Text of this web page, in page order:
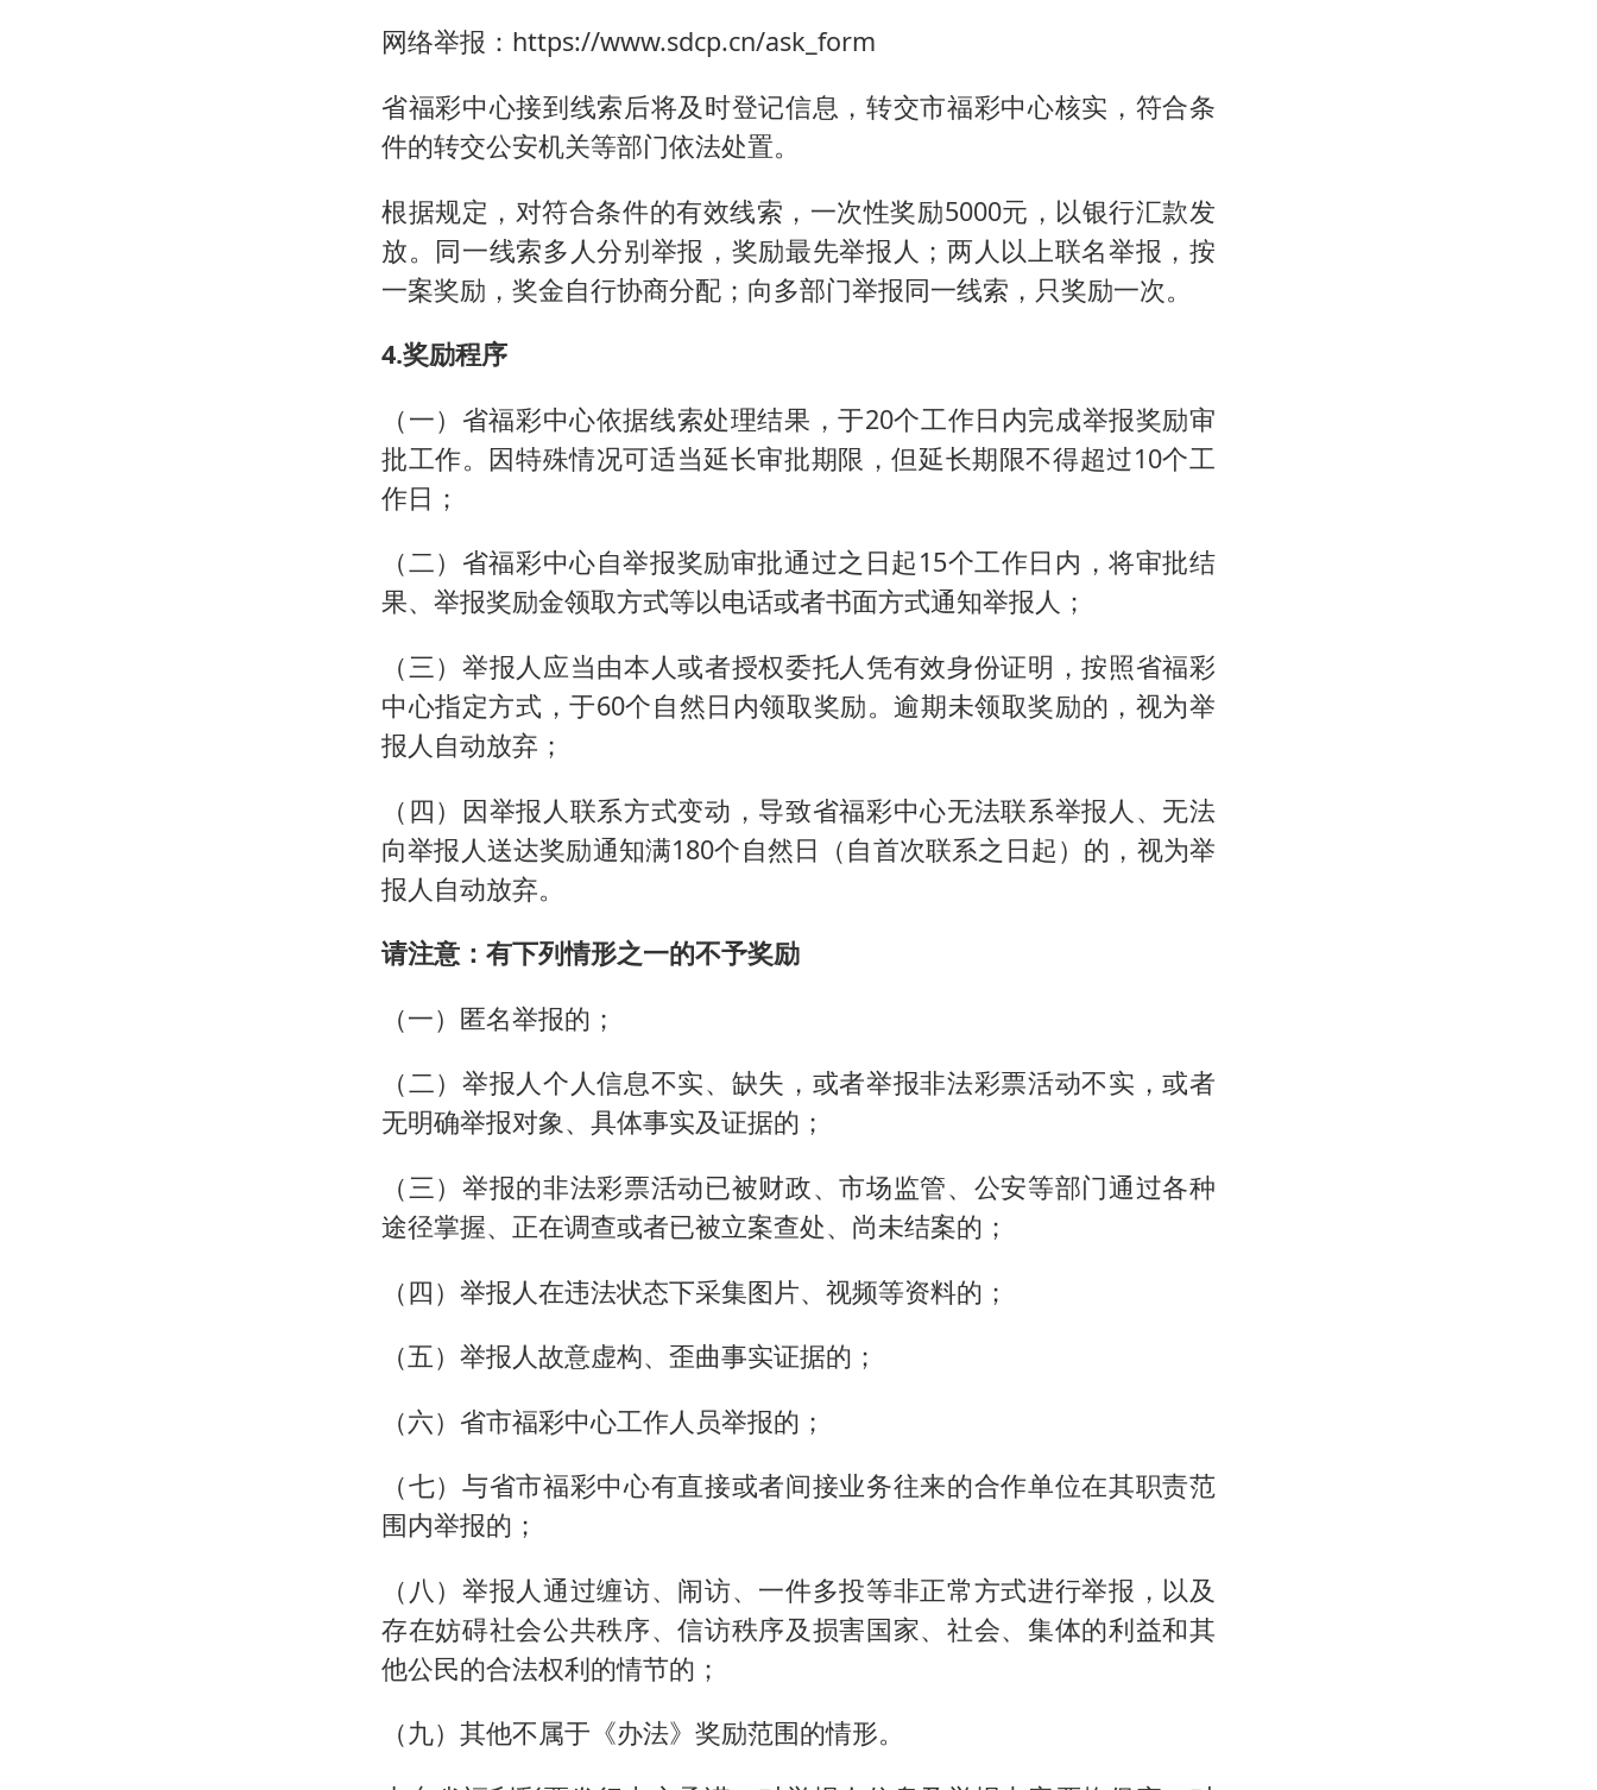
网络举报：https://www.sdcp.cn/ask_form
省福彩中心接到线索后将及时登记信息，转交市福彩中心核实，符合条
件的转交公安机关等部门依法处置。
根据规定，对符合条件的有效线索，一次性奖励5000元，以银行汇款发
放。同一线索多人分别举报，奖励最先举报人；两人以上联名举报，按
一案奖励，奖金自行协商分配；向多部门举报同一线索，只奖励一次。
4.奖励程序
（一）省福彩中心依据线索处理结果，于20个工作日内完成举报奖励审
批工作。因特殊情况可适当延长审批期限，但延长期限不得超过10个工
作日；
（二）省福彩中心自举报奖励审批通过之日起15个工作日内，将审批结
果、举报奖励金领取方式等以电话或者书面方式通知举报人；
（三）举报人应当由本人或者授权委托人凭有效身份证明，按照省福彩
中心指定方式，于60个自然日内领取奖励。逾期未领取奖励的，视为举
报人自动放弃；
（四）因举报人联系方式变动，导致省福彩中心无法联系举报人、无法
向举报人送达奖励通知满180个自然日（自首次联系之日起）的，视为举
报人自动放弃。
请注意：有下列情形之一的不予奖励
（一）匿名举报的；
（二）举报人个人信息不实、缺失，或者举报非法彩票活动不实，或者
无明确举报对象、具体事实及证据的；
（三）举报的非法彩票活动已被财政、市场监管、公安等部门通过各种
途径掌握、正在调查或者已被立案查处、尚未结案的；
（四）举报人在违法状态下采集图片、视频等资料的；
（五）举报人故意虚构、歪曲事实证据的；
（六）省市福彩中心工作人员举报的；
（七）与省市福彩中心有直接或者间接业务往来的合作单位在其职责范
围内举报的；
（八）举报人通过缠访、闹访、一件多投等非正常方式进行举报，以及
存在妨碍社会公共秩序、信访秩序及损害国家、社会、集体的利益和其
他公民的合法权利的情节的；
（九）其他不属于《办法》奖励范围的情形。